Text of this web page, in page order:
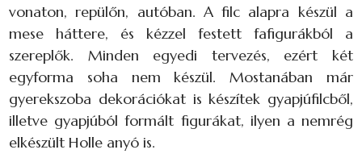
vonaton, repülőn, autóban. A filc alapra készül a
mese háttere, és kézzel festett fafigurákból a
szereplők. Minden egyedi tervezés, ezért két
egyforma soha nem készül. Mostanában már
gyerekszoba dekorációkat is készítek gyapjúfilcből,
illetve gyapjúból formált figurákat, ilyen a nemrég
elkészült Holle anyó is.